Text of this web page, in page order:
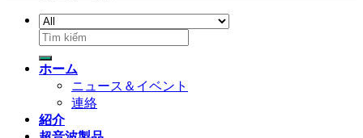
検
索
対
ホーム
ニュース＆イベント
連絡
紹介